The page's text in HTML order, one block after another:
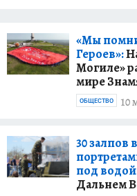
«Мы
Героев»:
Могиле»
мире
10
ОБЩЕСТВО
30 залпов
под
Дальнем